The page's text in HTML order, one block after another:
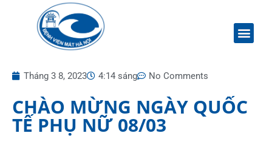
Tháng 3 8, 2023 4:14 sáng No Comments
CHÀO MỪNG NGÀY QUỐC
TẾ PHỤ NỮ 08/03